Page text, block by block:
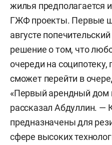
жилья предполагается
ГЖФ проекты. Первые
августе
решение о том, что
очереди на
сможет перейти в
«Первый арендный
рассказал Абдуллин. —
предназначены для
сфере высоких